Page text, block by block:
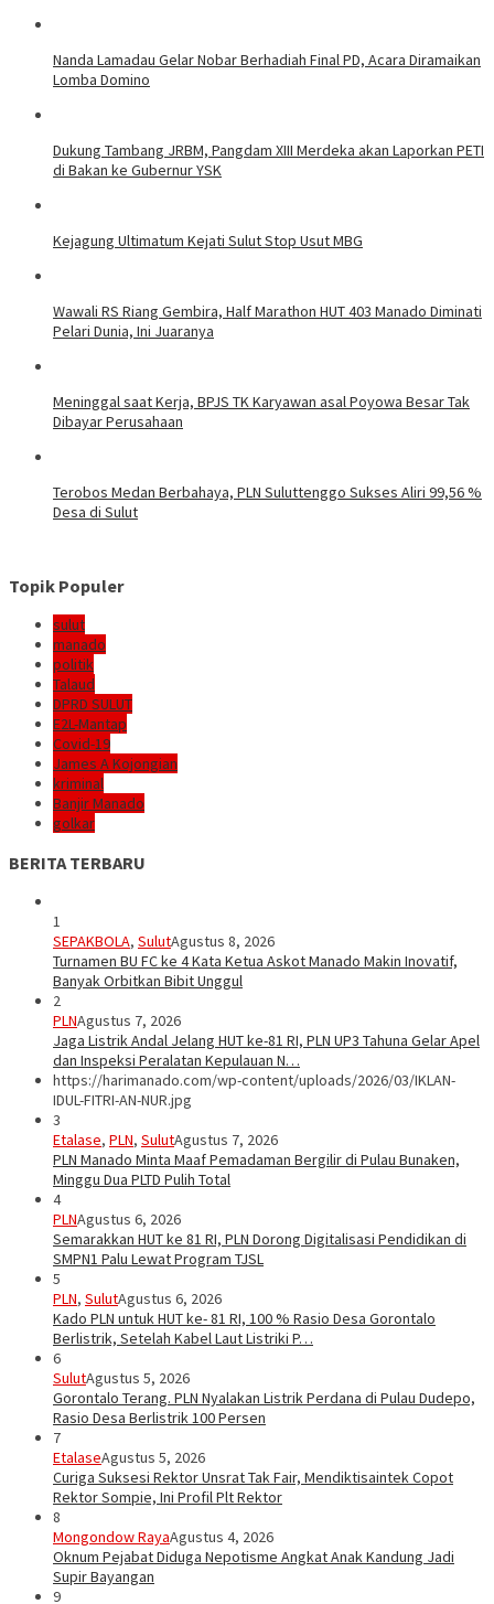
Nanda Lamadau Gelar Nobar Berhadiah Final PD, Acara Diramaikan
Lomba Domino
Dukung Tambang JRBM, Pangdam XIII Merdeka akan Laporkan PETI
di Bakan ke Gubernur YSK
Kejagung Ultimatum Kejati Sulut Stop Usut MBG
Wawali RS Riang Gembira, Half Marathon HUT 403 Manado Diminati
Pelari Dunia, Ini Juaranya
Meninggal saat Kerja, BPJS TK Karyawan asal Poyowa Besar Tak
Dibayar Perusahaan
Terobos Medan Berbahaya, PLN Suluttenggo Sukses Aliri 99,56 %
Desa di Sulut
Topik Populer
sulut
manado
politik
Talaud
DPRD SULUT
E2L-Mantap
Covid-19
James A Kojongian
kriminal
Banjir Manado
golkar
BERITA TERBARU
1
SEPAKBOLA, SulutAgustus 8, 2026
Turnamen BU FC ke 4 Kata Ketua Askot Manado Makin Inovatif,
Banyak Orbitkan Bibit Unggul
2
PLNAgustus 7, 2026
Jaga Listrik Andal Jelang HUT ke-81 RI, PLN UP3 Tahuna Gelar Apel
dan Inspeksi Peralatan Kepulauan N…
https://harimanado.com/wp-content/uploads/2026/03/IKLAN-
IDUL-FITRI-AN-NUR.jpg
3
Etalase, PLN, SulutAgustus 7, 2026
PLN Manado Minta Maaf Pemadaman Bergilir di Pulau Bunaken,
Minggu Dua PLTD Pulih Total
4
PLNAgustus 6, 2026
Semarakkan HUT ke 81 RI, PLN Dorong Digitalisasi Pendidikan di
SMPN1 Palu Lewat Program TJSL
5
PLN, SulutAgustus 6, 2026
Kado PLN untuk HUT ke- 81 RI, 100 % Rasio Desa Gorontalo
Berlistrik, Setelah Kabel Laut Listriki P…
6
SulutAgustus 5, 2026
Gorontalo Terang. PLN Nyalakan Listrik Perdana di Pulau Dudepo,
Rasio Desa Berlistrik 100 Persen
7
EtalaseAgustus 5, 2026
Curiga Suksesi Rektor Unsrat Tak Fair, Mendiktisaintek Copot
Rektor Sompie, Ini Profil Plt Rektor
8
Mongondow RayaAgustus 4, 2026
Oknum Pejabat Diduga Nepotisme Angkat Anak Kandung Jadi
Supir Bayangan
9